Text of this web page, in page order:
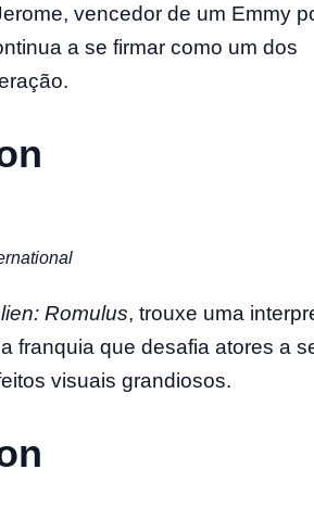
vencedor de um Emmy
a se firmar como um dos
Romulus, trouxe uma
franquia que desafia atores a
visuais grandiosos.